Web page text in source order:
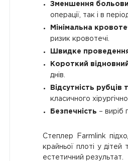
Зменшення
операції, так і в
Мінімальна
ризик кровотечі.
Швидке
Короткий
днів.
Відсутність
класичного
Безпечність – виріб
Степлер Farmlink
крайньої плоті у
естетичний результат.